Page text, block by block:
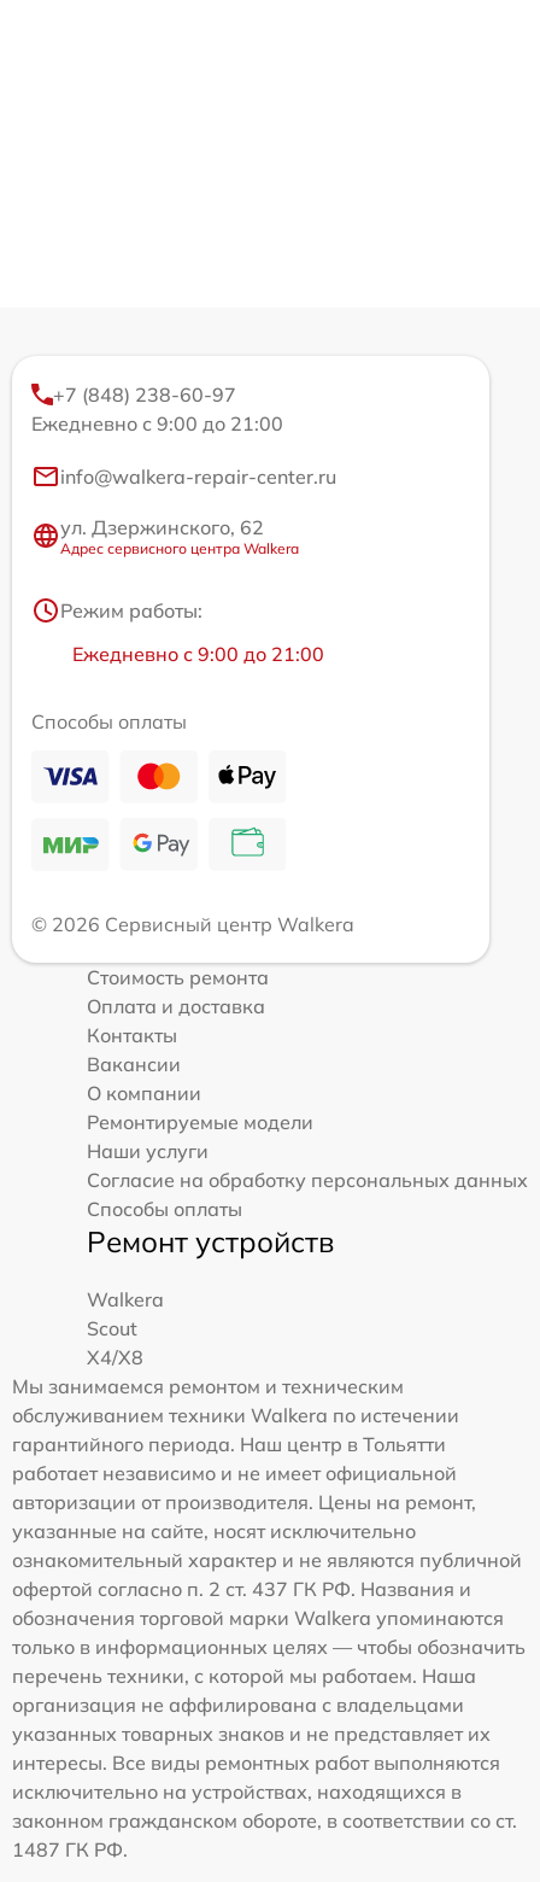
+7 (848) 238-60-97
Ежедневно с 9:00 до 21:00
info@walkera-repair-center.ru
ул. Дзержинского, 62
Адрес сервисного центра Walkera
Режим работы:
Ежедневно с 9:00 до 21:00
Способы оплаты
© 2026 Сервисный центр Walkera
Стоимость ремонта
Оплата и доставка
Контакты
Вакансии
О компании
Ремонтируемые модели
Наши услуги
Согласие на обработку персональных данных
Способы оплаты
Ремонт устройств
Walkera
Scout
X4/X8
Мы занимаемся ремонтом и техническим
обслуживанием техники Walkera по истечении
гарантийного периода. Наш центр в Тольятти
работает независимо и не имеет официальной
авторизации от производителя. Цены на ремонт,
указанные на сайте, носят исключительно
ознакомительный характер и не являются публичной
офертой согласно п. 2 ст. 437 ГК РФ. Названия и
обозначения торговой марки Walkera упоминаются
только в информационных целях — чтобы обозначить
перечень техники, с которой мы работаем. Наша
организация не аффилирована с владельцами
указанных товарных знаков и не представляет их
интересы. Все виды ремонтных работ выполняются
исключительно на устройствах, находящихся в
законном гражданском обороте, в соответствии со ст.
1487 ГК РФ.